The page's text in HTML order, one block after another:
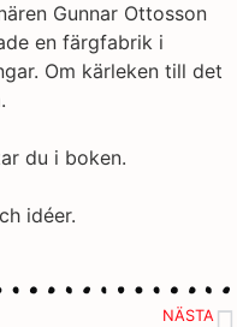
Gunnar Ottosson
en färgfabrik i
Om kärleken till det
du i boken.
idéer.
NÄSTA